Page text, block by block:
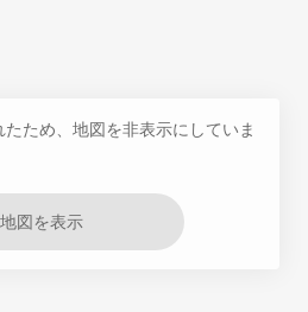
ため、地図を非表示にしていま
地図を表示